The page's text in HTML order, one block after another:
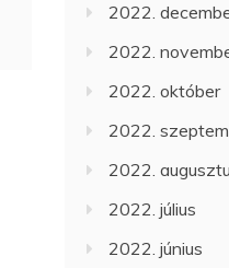
2022.
2022.
2022. október
2022.
2022.
2022. július
2022. június